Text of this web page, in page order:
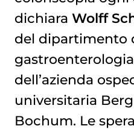
dichiara Wolff
del dipartimento
dell’azienda
universitaria
Bochum. Le